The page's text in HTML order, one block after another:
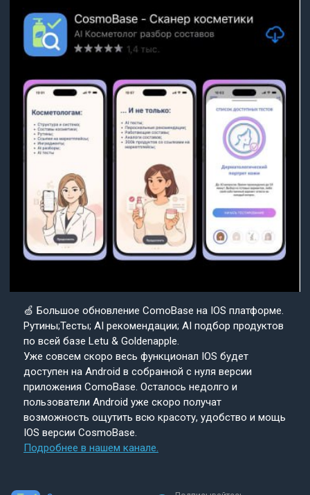
🍏 Большое обновление ComoBase на IOS платформе.
Рутины;Тесты; AI рекомендации; AI подбор продуктов
по всей базе Letu & Goldenapple.
Уже совсем скоро весь функционал IOS будет
доступен на Android в собранной с нуля версии
приложения ComoBase. Осталось недолго и
пользователи Android уже скоро получат
возможность ощутить всю красоту, удобство и мощь
IOS версии CosmoBase.
Подробнее в нашем канале.